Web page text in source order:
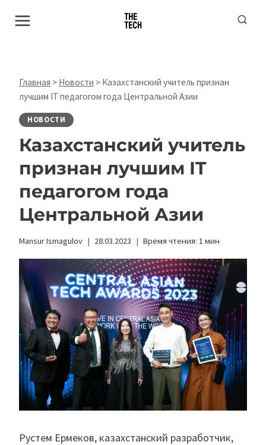
Главная > Новости > Казахстанский учитель признан
лучшим IT педагогом года Центральной Азии
НОВОСТИ
Казахстанский учитель
признан лучшим IT
педагогом года
Центральной Азии
Mansur Ismagulov 28.03.2023 Время чтения: 1 мин
Рустем Ермеков, казахстанский разработчик,